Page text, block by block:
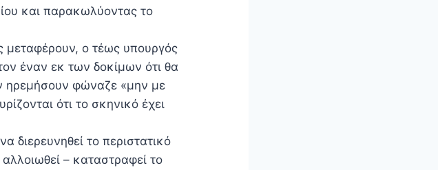
και παρακωλύοντας το
ο τέως υπουργός
έναν εκ των δοκίμων ότι θα
ηρεμήσουν φώναζε «μην με
ότι το σκηνικό έχει
το περιστατικό
– καταστραφεί το